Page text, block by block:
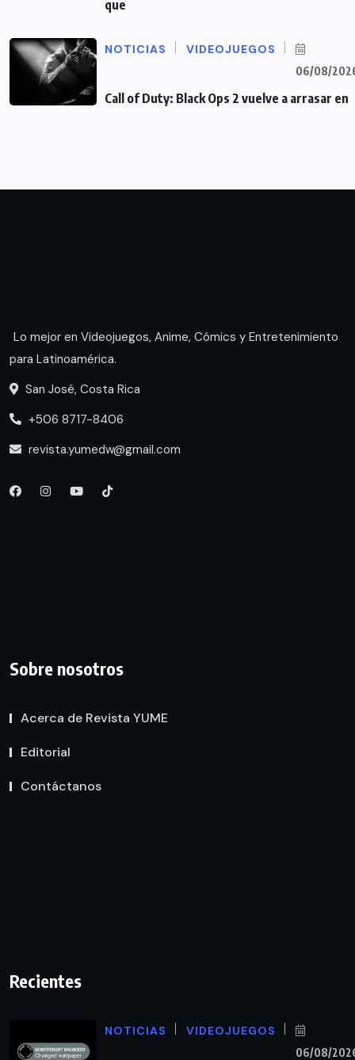
que
NOTICIAS VIDEOJUEGOS
06/08/
Call of Duty: Black Ops 2 vuelve a arrasar en
Lo mejor en Videojuegos, Anime, Cómics y Entretenimiento
para Latinoamérica.
San José, Costa Rica
+506 8717-8406
revista.yumedw@gmail.com
Sobre nosotros
Acerca de Revista YUME
Editorial
Contáctanos
Recientes
NOTICIAS VIDEOJUEGOS
06/08/